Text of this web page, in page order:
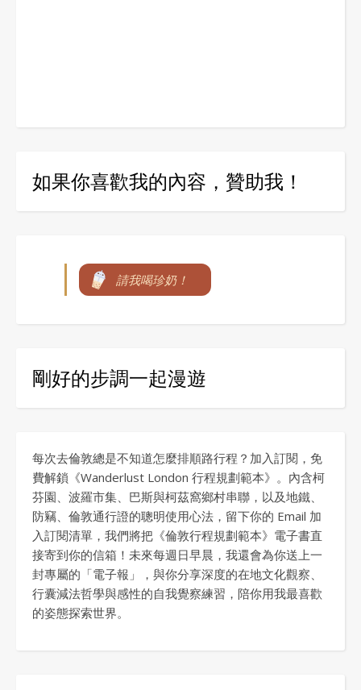
如果你喜歡我的內容，贊助我！
請我喝珍奶！
剛好的步調一起漫遊
每次去倫敦總是不知道怎麼排順路行程？加入訂閱，免
費解鎖《Wanderlust London 行程規劃範本》。內含柯
芬園、波羅市集、巴斯與柯茲窩鄉村串聯，以及地鐵、
防竊、倫敦通行證的聰明使用心法，留下你的 Email 加
入訂閱清單，我們將把《倫敦行程規劃範本》電子書直
接寄到你的信箱！未來每週日早晨，我還會為你送上一
封專屬的「電子報」，與你分享深度的在地文化觀察、
行囊減法哲學與感性的自我覺察練習，陪你用我最喜歡
的姿態探索世界。